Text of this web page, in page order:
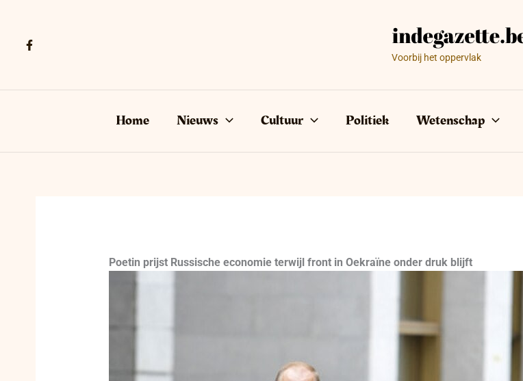
Voorbij het oppervlak
Home Nieuws Cultuur Politiek Wetenschap
Poetin prijst Russische economie terwijl front in Oekraïne onder druk blijft